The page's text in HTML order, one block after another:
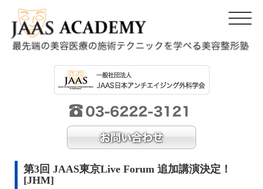
第3回 JAAS東京Live Forum 追加講演決定！
[JHM]